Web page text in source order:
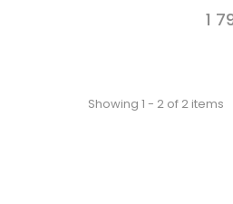
1
Showing 1 - 2 of 2 items